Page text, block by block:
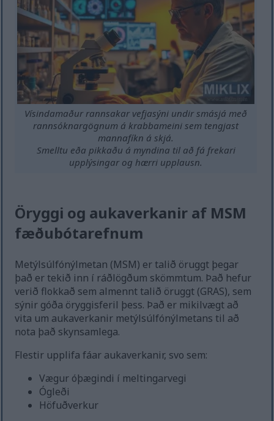
Vísindamaður rannsakar vefjasýni undir smásjá með
rannsóknargögnum á krabbameini sem tengjast
mannafíkn á skjá.
Smelltu eða pikkaðu á myndina til að fá frekari
upplýsingar og hærri upplausn.
Öryggi og aukaverkanir af MSM
fæðubótarefnum
Metýlsúlfónýlmetan (MSM) er talið öruggt þegar
það er tekið inn í ráðlögðum skömmtum. Það hefur
verið flokkað sem almennt talið öruggt (GRAS), sem
sýnir góða öryggisferil þess. Það er mikilvægt að
vita um aukaverkanir metýlsúlfónýlmetans til að
nota það skynsamlega.
Flestir upplifa fáar aukaverkanir, svo sem:
Vægur óþægindi í meltingarvegi
Ógleði
Höfuðverkur